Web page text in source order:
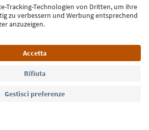
Iscriviti alla newsletter